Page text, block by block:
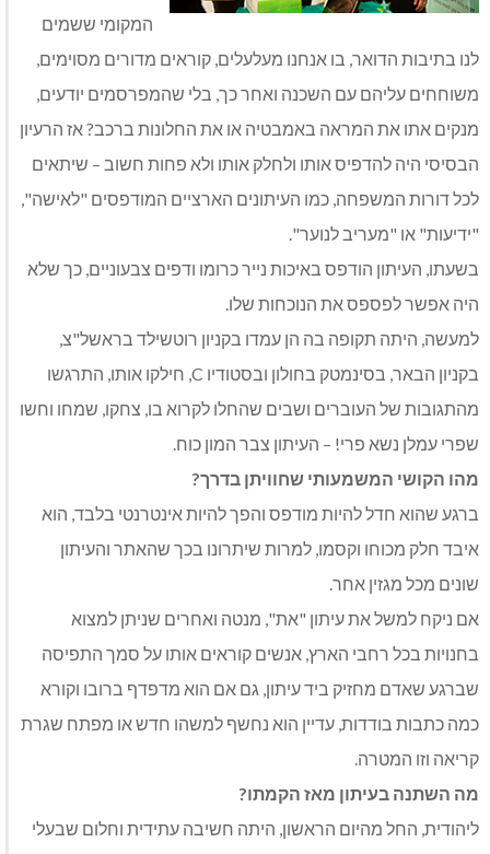
המקומי ששמים
לנו בתיבות הדואר, בו אנחנו מעלעלים, קוראים מדורים מסוימים,
משוחחים עליהם עם השכנה ואחר כך, בלי שהמפרסמים יודעים,
מנקים אתו את המראה באמבטיה או את החלונות ברכב? אז הרעיון
הבסיסי היה להדפיס אותו ולחלק אותו ולא פחות חשוב – שיתאים
לכל דורות המשפחה, כמו העיתונים הארציים המודפסים "לאישה",
"ידיעות" או "מעריב לנוער".
בשעתו, העיתון הודפס באיכות נייר כרומו ודפים צבעוניים, כך שלא
היה אפשר לפספס את הנוכחות שלו.
למעשה, היתה תקופה בה הן עמדו בקניון רוטשילד בראשל"צ,
בקניון הבאר, בסינמטק בחולון ובסטודיו C, חילקו אותו, התרגשו
מהתגובות של העוברים ושבים שהחלו לקרוא בו, צחקו, שמחו וחשו
שפרי עמלן נשא פרי! – העיתון צבר המון כוח.
מהו הקושי המשמעותי שחוויתן בדרך?
ברגע שהוא חדל להיות מודפס והפך להיות אינטרנטי בלבד, הוא
איבד חלק מכוחו וקסמו, למרות שיתרונו בכך שהאתר והעיתון
שונים מכל מגזין אחר.
אם ניקח למשל את עיתון "את", מנטה ואחרים שניתן למצוא
בחנויות בכל רחבי הארץ, אנשים קוראים אותו על סמך התפיסה
שברגע שאדם מחזיק ביד עיתון, גם אם הוא מדפדף ברובו וקורא
כמה כתבות בודדות, עדיין הוא נחשף למשהו חדש או מפתח שגרת
קריאה וזו המטרה.
מה השתנה בעיתון מאז הקמתו?
ליהודית, החל מהיום הראשון, היתה חשיבה עתידית וחלום שבעלי